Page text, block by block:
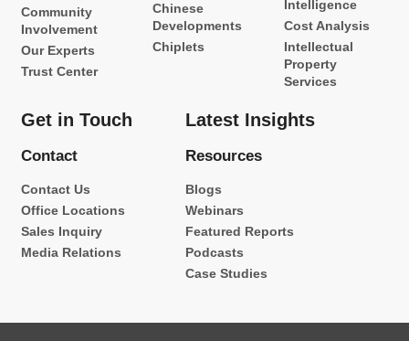
Community
Involvement
Our Experts
Trust Center
Chinese
Developments
Chiplets
Intelligence
Cost Analysis
Intellectual
Property
Services
Get in Touch
Contact
Contact Us
Office Locations
Sales Inquiry
Media Relations
Latest Insights
Resources
Blogs
Webinars
Featured Reports
Podcasts
Case Studies